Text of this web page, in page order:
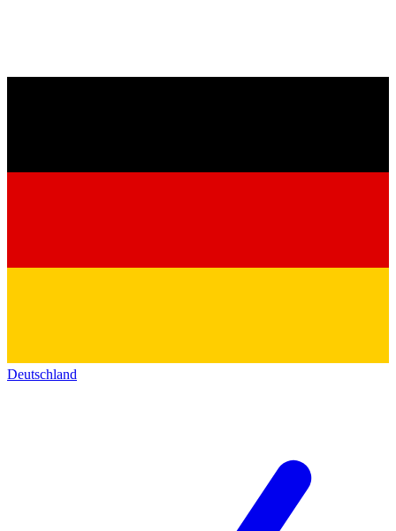
Deutschland